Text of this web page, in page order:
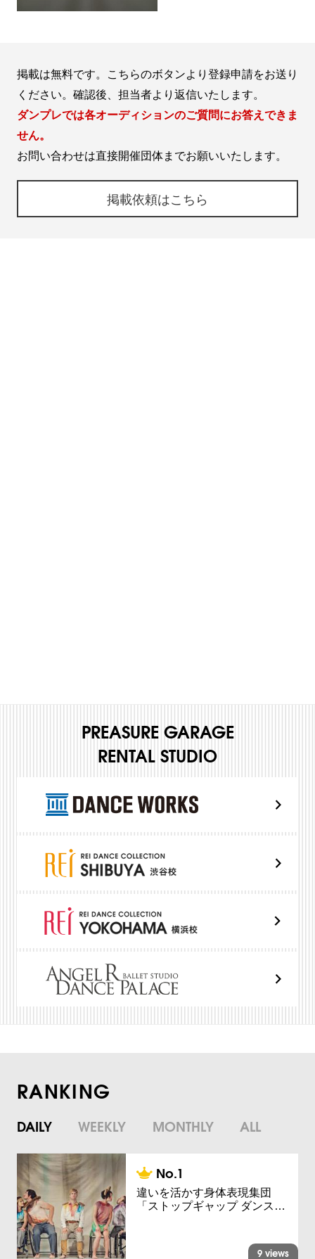
掲載は無料です。こちらのボタンより登録申請をお送り
ください。確認後、担当者より返信いたします。
ダンプレでは各オーディションのご質問にお答えできま
せん。
お問い合わせは直接開催団体までお願いいたします。
掲載依頼はこちら
PREASURE GARAGE
RENTAL STUDIO
RANKING
DAILY WEEKLY MONTHLY ALL
違いを活かす身体表現集団
「ストップギャップ ダンス…
9 views